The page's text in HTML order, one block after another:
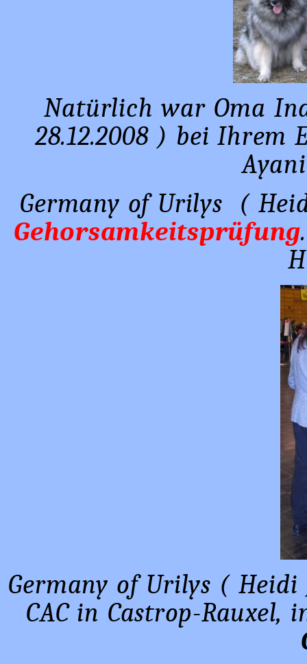
Natürlich war Oma
28.12.2008 ) bei Ihrem
Germany of Urilys (
Gehorsamkeitsprüfung
Germany of Urilys ( Heidi
CAC in Castrop-Rauxel,